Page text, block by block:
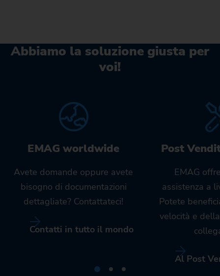
Abbiamo la soluzione giusta per
voi!
EMAG worldwide
Avete domande oppure avete
bisogno di documentazioni
dettagliate? Contattateci!
Contatti in tutto il mondo
Post
EMAG
assistenza a
Potete
velocità e
Al Post